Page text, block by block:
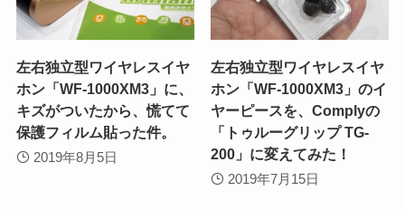
左右独立型ワイヤレスイヤ
ホン「WF-1000XM3」に、
キズがついたから、慌てて
保護フィルム貼った件。
2019年8月5日
左右独立型ワイヤレスイヤ
ホン「WF-1000XM3」のイ
ヤーピースを、Complyの
「トゥルーグリップ TG-
200」に変えてみた！
2019年7月15日